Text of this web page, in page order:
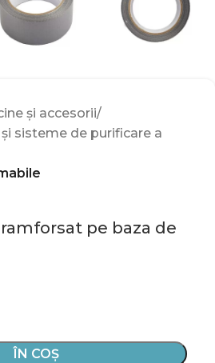
și accesorii
sisteme de purificare a
pe baza de
ÎN COȘ